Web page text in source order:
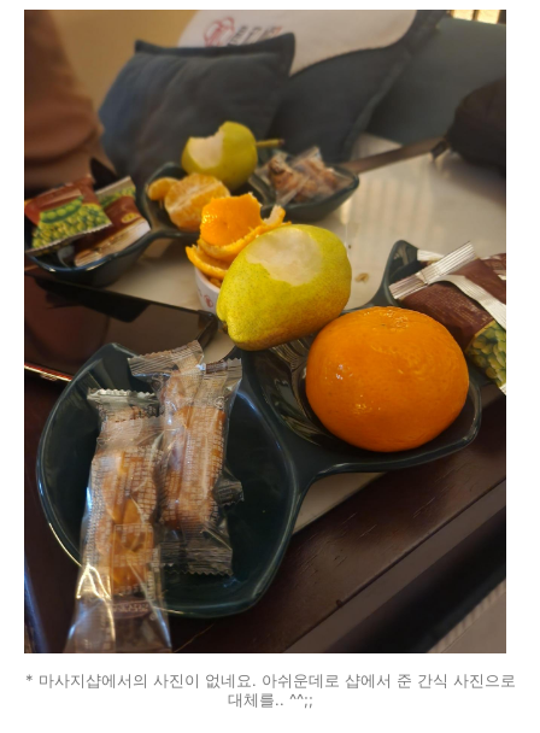
* 마사지샵에서의 사진이 없네요. 아쉬운데로 샵에서 준 간식 사진으로
대체를.. ^^;;